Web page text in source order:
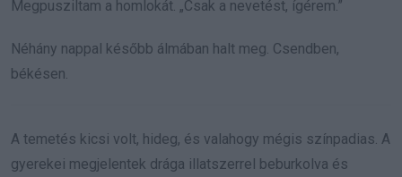
Megpusziltam a homlokát. „Csak a nevetést, ígérem.”
Néhány nappal később álmában halt meg. Csendben,
békésen.
A temetés kicsi volt, hideg, és valahogy mégis színpadias. A
gyerekei megjelentek drága illatszerrel beburkolva és